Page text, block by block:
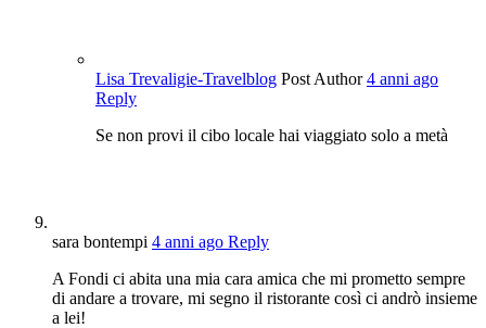
Lisa Trevaligie-Travelblog Post Author 4 anni ago
Reply
Se non provi il cibo locale hai viaggiato solo a metà
sara bontempi 4 anni ago Reply
A Fondi ci abita una mia cara amica che mi prometto sempre
di andare a trovare, mi segno il ristorante così ci andrò insieme
a lei!